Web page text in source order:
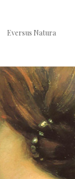
Eversus Natura